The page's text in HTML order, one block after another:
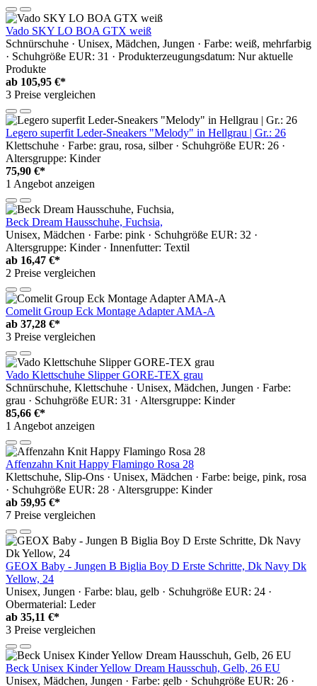
Vado SKY LO BOA GTX weiß
Schnürschuhe · Unisex, Mädchen, Jungen · Farbe: weiß, mehrfarbig
· Schuhgröße EUR: 31 · Produkterzeugungsdatum: Nur aktuelle
Produkte
ab 105,95 €*
3 Preise vergleichen
Legero superfit Leder-Sneakers "Melody" in Hellgrau | Gr.: 26
Klettschuhe · Farbe: grau, rosa, silber · Schuhgröße EUR: 26 ·
Altersgruppe: Kinder
75,90 €*
1 Angebot anzeigen
Beck Dream Hausschuhe, Fuchsia,
Unisex, Mädchen · Farbe: pink · Schuhgröße EUR: 32 ·
Altersgruppe: Kinder · Innenfutter: Textil
ab 16,47 €*
2 Preise vergleichen
Comelit Group Eck Montage Adapter AMA-A
ab 37,28 €*
3 Preise vergleichen
Vado Klettschuhe Slipper GORE-TEX grau
Schnürschuhe, Klettschuhe · Unisex, Mädchen, Jungen · Farbe:
grau · Schuhgröße EUR: 31 · Altersgruppe: Kinder
85,66 €*
1 Angebot anzeigen
Affenzahn Knit Happy Flamingo Rosa 28
Klettschuhe, Slip-Ons · Unisex, Mädchen · Farbe: beige, pink, rosa
· Schuhgröße EUR: 28 · Altersgruppe: Kinder
ab 59,95 €*
7 Preise vergleichen
GEOX Baby - Jungen B Biglia Boy D Erste Schritte, Dk Navy Dk
Yellow, 24
Unisex, Jungen · Farbe: blau, gelb · Schuhgröße EUR: 24 ·
Obermaterial: Leder
ab 35,11 €*
3 Preise vergleichen
Beck Unisex Kinder Yellow Dream Hausschuh, Gelb, 26 EU
Unisex, Mädchen, Jungen · Farbe: gelb · Schuhgröße EUR: 26 ·